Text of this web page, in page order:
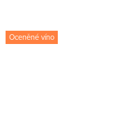
Oceněné víno